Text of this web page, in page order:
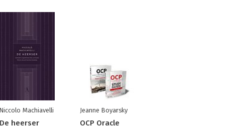
Niccolo Machiavelli
De heerser
Jeanne Boyarsky
OCP Oracle